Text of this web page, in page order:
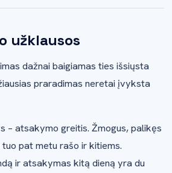
užklausos
dažnai baigiamas ties išsiųsta
praradimas neretai įvyksta
– atsakymo greitis. Žmogus, palikęs
pat metu rašo ir kitiems.
ir atsakymas kitą dieną yra du